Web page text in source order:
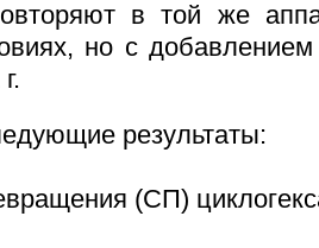
в той же
но с
результаты:
(СП)